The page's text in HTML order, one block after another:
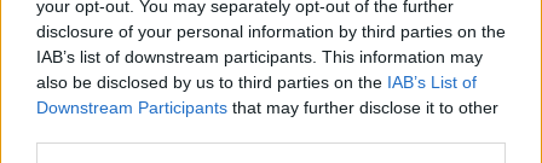
your opt-out. You may separately opt-out of the further
disclosure of your personal information by third parties on the
IAB’s list of downstream participants. This information may
also be disclosed by us to third parties on the IAB’s List of
Downstream Participants that may further disclose it to other
Bonaparte Napóleon több példányt is írt
végrendeletéből. Már nagyon gyenge volt,
amikor megírta ezt a két záradékot, és
szárnysegédjét kérte meg arra, hogy